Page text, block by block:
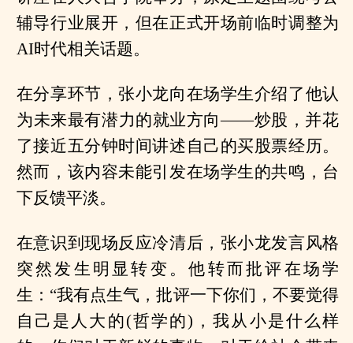
辅导行业展开，但在正式开场前临时调整为
AI时代相关话题。
在分享环节，张小龙向在场学生介绍了他认
为未来最有潜力的就业方向——炒股，并花
了接近五分钟时间讲述自己的买股票经历。
然而，该内容未能引发在场学生的共鸣，台
下反馈平淡。
在意识到现场反应冷清后，张小龙发言风格
突然发生明显转变。他转而批评在场学
生：“我有点生气，批评一下你们，不要觉得
自己是人大的(哲学的)，我从小是什么样